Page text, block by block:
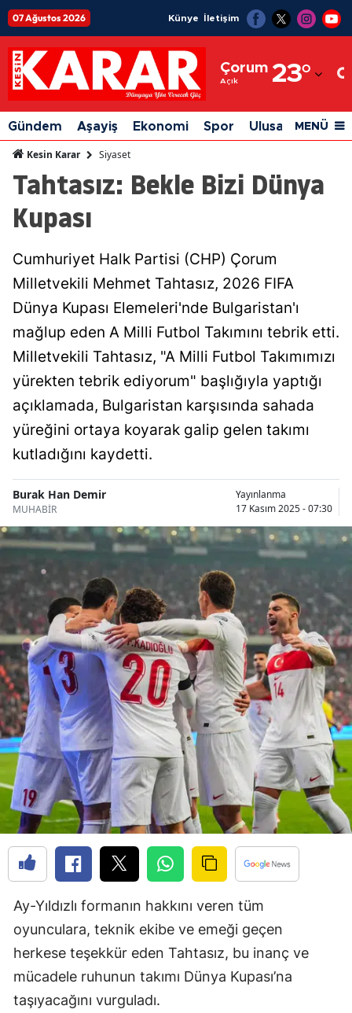
07 Ağustos 2026 Künye İletişim
Çorum
Açık 23°
Adıyaman
Afyonkarahisar
Ağrı
Amasya
Artvin
Aydın
Balıkesir
Bingöl
Bitlis
Burdur
Bursa
Çanakkale
Çankırı
Çorum
Denizli
Diyarbakır
Edirne
Elazığ
Erzincan
Erzurum
Eskişehir
Gaziantep
Gümüşhane
Hakkari
Gündem Aşayiş Ekonomi Spor Ulusal Siyaset
MENÜ
Kesin Karar Siyaset
Tahtasız: Bekle Bizi Dünya
Kupası
Cumhuriyet Halk Partisi (CHP) Çorum
Milletvekili Mehmet Tahtasız, 2026 FIFA
Dünya Kupası Elemeleri'nde Bulgaristan'ı
mağlup eden A Milli Futbol Takımını tebrik etti.
Milletvekili Tahtasız, "A Milli Futbol Takımımızı
yürekten tebrik ediyorum" başlığıyla yaptığı
açıklamada, Bulgaristan karşısında sahada
yüreğini ortaya koyarak galip gelen takımı
kutladığını kaydetti.
Burak Han Demir
MUHABİR
Yayınlanma
17 Kasım 2025 - 07:30
Ay-Yıldızlı formanın hakkını veren tüm
oyunculara, teknik ekibe ve emeği geçen
herkese teşekkür eden Tahtasız, bu inanç ve
mücadele ruhunun takımı Dünya Kupası’na
taşıyacağını vurguladı.